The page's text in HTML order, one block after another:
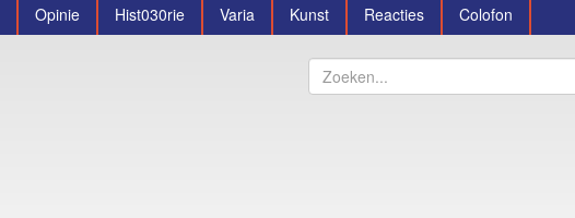
Opinie Hist030rie Varia Kunst Reacties Colofon